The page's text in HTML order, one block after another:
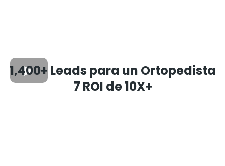
1,400+ Leads para un Ortopedista
7 ROI de 10X+